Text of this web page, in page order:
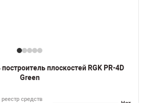
плоскостей RGK PR-4D
Green
средств